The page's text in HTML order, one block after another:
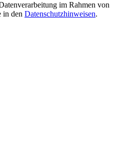
im Rahmen von
in den Datenschutzhinweisen.